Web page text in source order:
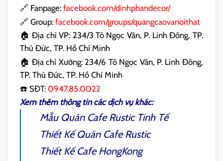
🔗 Fanpage:facebook.com/dinhphandecor/
🔗 Group: facebook.com/groups/quangcaovanoithat
🏠 Địa chỉ VP: 234/3 Tô Ngọc Vân, P. Linh Đông, TP.
Thủ Đức, TP. Hồ Chí Minh
🏠 Địa chỉ Xưởng: 234/6 Tô Ngọc Vân, P. Linh Đông,
TP. Thủ Đức, TP. Hồ Chí Minh
☎️ SĐT: 0947.85.0022
Xem thêm thông tin các dịch vụ khác:
Mẫu Quán Cafe RusticTinh Tế
Thiết Kế Quán Cafe Rustic
Thiết Kế Cafe HongKong